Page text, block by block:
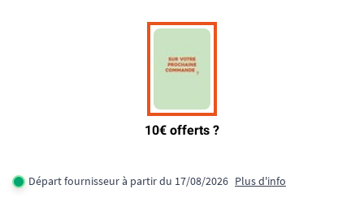
Départ fournisseur à partir du 17/08/2026 Plus d'info